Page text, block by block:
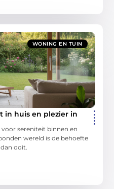
WONING EN TUIN
in huis en plezier in
voor sereniteit binnen en
wereld is de behoefte
ooit.